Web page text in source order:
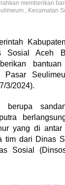
memberikan
, Kecamatan
Sosial Aceh
3/2024).
berupa
yang di
tim dari Dinas
Sosial